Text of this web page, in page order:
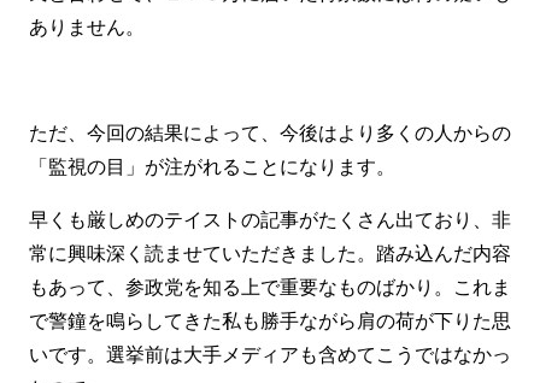
ありません。
ただ、今回の結果によって、今後はより多くの人からの
「監視の目」が注がれることになります。
早くも厳しめのテイストの記事がたくさん出ており、非
常に興味深く読ませていただきました。踏み込んだ内容
もあって、参政党を知る上で重要なものばかり。これま
で警鐘を鳴らしてきた私も勝手ながら肩の荷が下りた思
いです。選挙前は大手メディアも含めてこうではなかっ